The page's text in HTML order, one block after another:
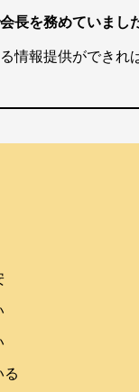
長を務めていまし
情報提供ができれ
る